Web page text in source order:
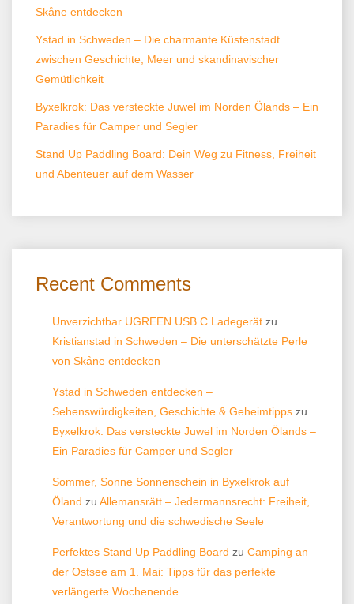
Skåne entdecken
Ystad in Schweden – Die charmante Küstenstadt
zwischen Geschichte, Meer und skandinavischer
Gemütlichkeit
Byxelkrok: Das versteckte Juwel im Norden Ölands – Ein
Paradies für Camper und Segler
Stand Up Paddling Board: Dein Weg zu Fitness, Freiheit
und Abenteuer auf dem Wasser
Recent Comments
Unverzichtbar UGREEN USB C Ladegerät zu
Kristianstad in Schweden – Die unterschätzte Perle
von Skåne entdecken
Ystad in Schweden entdecken –
Sehenswürdigkeiten, Geschichte & Geheimtipps zu
Byxelkrok: Das versteckte Juwel im Norden Ölands –
Ein Paradies für Camper und Segler
Sommer, Sonne Sonnenschein in Byxelkrok auf
Öland zu Allemansrätt – Jedermannsrecht: Freiheit,
Verantwortung und die schwedische Seele
Perfektes Stand Up Paddling Board zu Camping an
der Ostsee am 1. Mai: Tipps für das perfekte
verlängerte Wochenende